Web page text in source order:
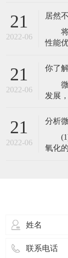
发射
功，
斗，
的序
21
2022-06
将
性能
合膜
技术
效率
合金
21
2022-06
微
发展
了一
（1
艺在
21
2022-06
分析
(1)
氧化
比，适
适应